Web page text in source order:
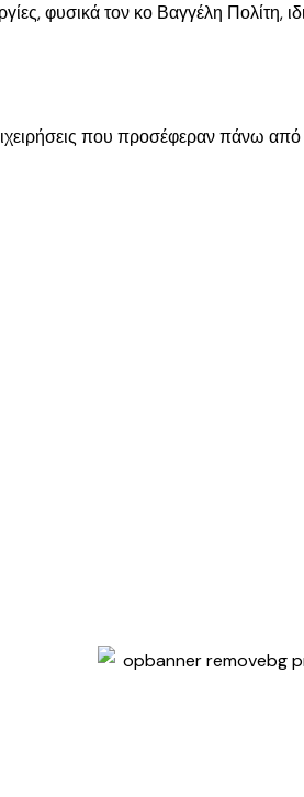
φυσικά τον κο Βαγγέλη Πολίτη,
που προσέφεραν